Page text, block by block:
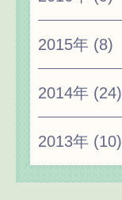
2015年 (8)
2014年 (24)
2013年 (10)